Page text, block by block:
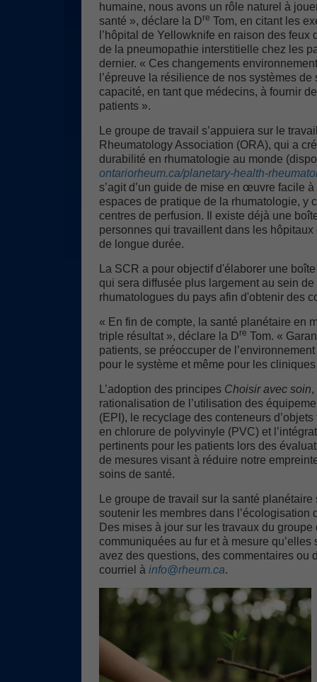
humaine, nous avons un rôle naturel à
santé », déclare la Dre Tom, en citant les
l’hôpital de Yellowknife en raison des feux
de la pneumopathie interstitielle chez les
dernier. « Ces changements
l’épreuve la résilience de nos systèmes
capacité, en tant que médecins, à fournir
patients ».
Le groupe de travail s’appuiera sur le
Rheumatology Association (ORA), qui a
durabilité en rhumatologie au monde
ontariorheum.ca/planetary-health-
s’agit d’un guide de mise en œuvre facile
espaces de pratique de la rhumatologie, y
centres de perfusion. Il existe déjà une
personnes qui travaillent dans les
de longue durée.
La SCR a pour objectif d'élaborer une
qui sera diffusée plus largement au sein
rhumatologues du pays afin d'obtenir des
« En fin de compte, la santé planétaire en
triple résultat », déclare la Dre Tom. «
patients, se préoccuper de
pour le système et même pour les
L’adoption des principes Choisir avec soin,
rationalisation de l’utilisation des
(EPI), le recyclage des conteneurs
en chlorure de polyvinyle (PVC) et
pertinents pour les patients lors des
de mesures visant à réduire notre
soins de santé.
Le groupe de travail sur la santé
soutenir les membres dans l’écologisation
Des mises à jour sur les travaux du groupe
communiquées au fur et à mesure
avez des questions, des commentaires ou
courriel à info@rheum.ca.